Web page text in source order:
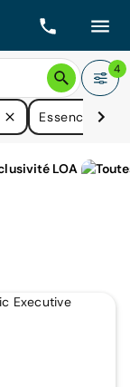
4
Essence